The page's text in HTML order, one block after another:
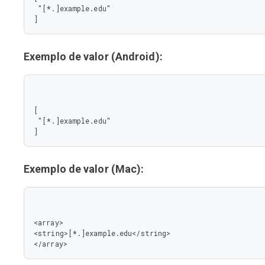
]
Exemplo de valor (Android):
[
]
Exemplo de valor (Mac):
<array>
<string>[*.]example.edu</string>
</array>